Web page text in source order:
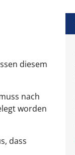
diesem
nach
worden
dass